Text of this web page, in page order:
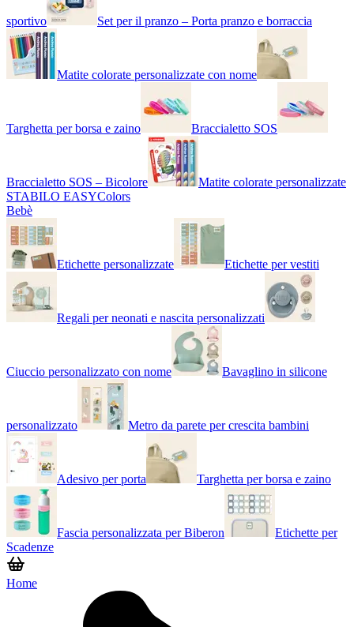
sportivo Set per il pranzo – Porta pranzo e borraccia
Matite colorate personalizzate con nome
Targhetta per borsa e zaino Braccialetto SOS
Braccialetto SOS – Bicolore
Matite colorate personalizzate
STABILO EASYColors
Bebè
Etichette personalizzate Etichette per vestiti
Regali per neonati e nascita personalizzati
Ciuccio personalizzato con nome Bavaglino in silicone
personalizzato Metro da parete per crescita bambini
Adesivo per porta Targhetta per borsa e zaino
Fascia personalizzata per Biberon
Etichette per
Scadenze
Home